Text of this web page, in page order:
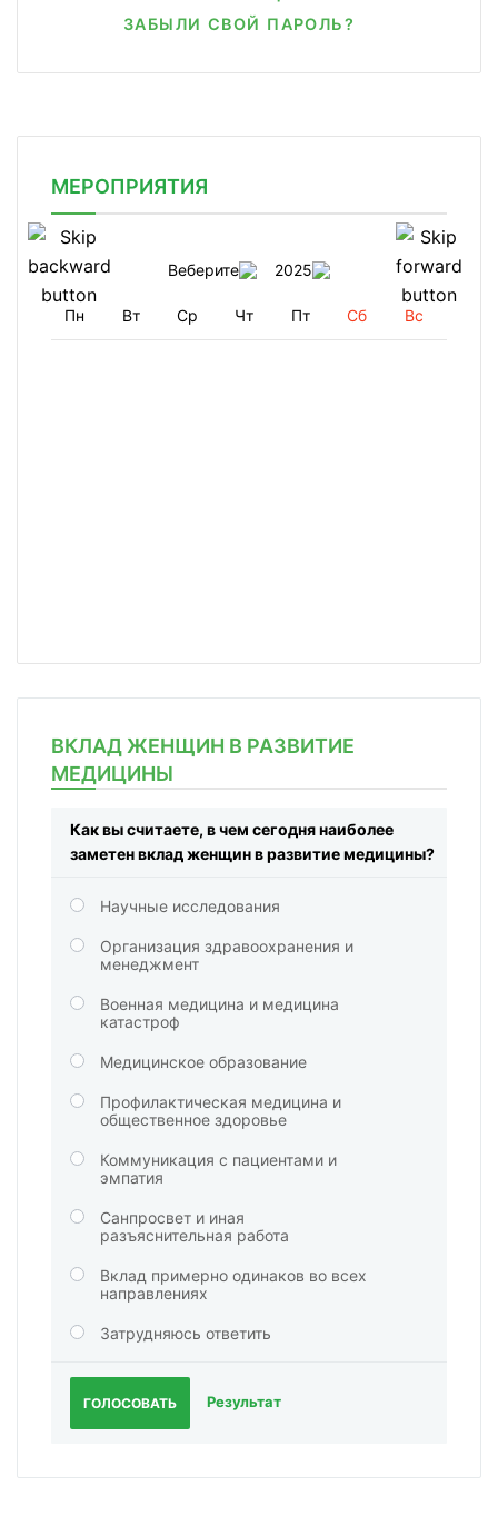
ЗАБЫЛИ СВОЙ ПАРОЛЬ?
МЕРОПРИЯТИЯ
Веберите 2025
Пн Вт Ср Чт Пт Сб Вс
ВКЛАД ЖЕНЩИН В РАЗВИТИЕ
МЕДИЦИНЫ
Как вы считаете, в чем сегодня наиболее
заметен вклад женщин в развитие медицины?
Научные исследования
Организация здравоохранения и
менеджмент
Военная медицина и медицина
катастроф
Медицинское образование
Профилактическая медицина и
общественное здоровье
Коммуникация с пациентами и
эмпатия
Санпросвет и иная
разъяснительная работа
Вклад примерно одинаков во всех
направлениях
Затрудняюсь ответить
ГОЛОСОВАТЬ Результат